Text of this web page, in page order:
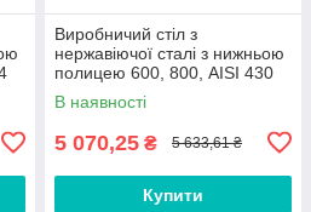
Виробничий стіл з
нержавіючої сталі з нижньою
полицею 600, 800, AISI 430
В наявності
5 070,25 ₴ 5 633,61 ₴
Купити